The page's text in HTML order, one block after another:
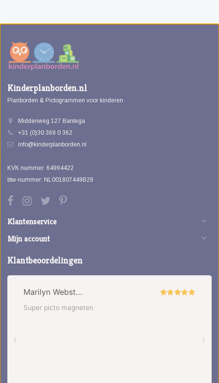
Kinderplanborden.nl
Planborden & Pictogrammen voor kinderen
Middenweg 127 Bantega
+31 (0)30 369 0 362
info@kinderplanborden.nl
KVK nummer: 64994422
btw-nummer: NL001807449B29
Klantenservice
Mijn account
Klantbeoordelingen